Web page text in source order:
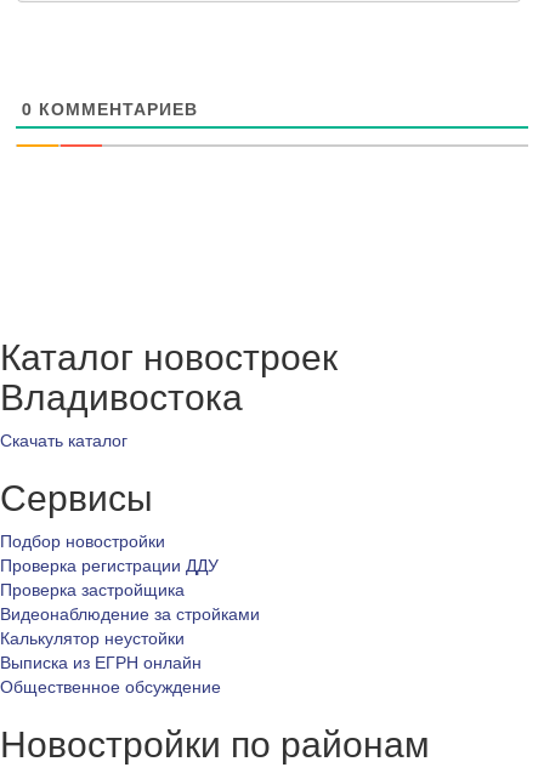
0 КОММЕНТАРИЕВ
Каталог новостроек
Владивостока
Скачать каталог
Сервисы
Подбор новостройки
Проверка регистрации ДДУ
Проверка застройщика
Видеонаблюдение за стройками
Калькулятор неустойки
Выписка из ЕГРН онлайн
Общественное обсуждение
Новостройки по районам